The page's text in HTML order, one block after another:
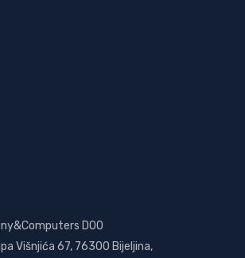
DOO
Višnjića 67, 76300 Bijeljina,